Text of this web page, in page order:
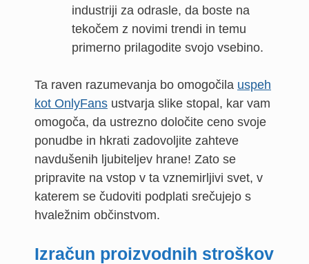
industriji za odrasle, da boste na
tekočem z novimi trendi in temu
primerno prilagodite svojo vsebino.
Ta raven razumevanja bo omogočila uspeh
kot OnlyFans ustvarja slike stopal, kar vam
omogoča, da ustrezno določite ceno svoje
ponudbe in hkrati zadovoljite zahteve
navdušenih ljubiteljev hrane! Zato se
pripravite na vstop v ta vznemirljivi svet, v
katerem se čudoviti podplati srečujejo s
hvaležnim občinstvom.
Izračun proizvodnih stroškov